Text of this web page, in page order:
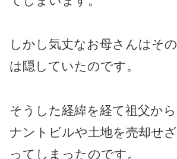
しかし気丈なお母さんはそ
は隠していたのです。
そうした経緯を経て祖父か
ナントビルや土地を売却せ
ってしまったのです。